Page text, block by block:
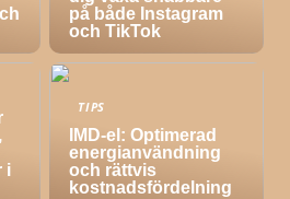
på både Instagram
och TikTok
i
TIPS
IMD-el: Optimerad
energianvändning
och rättvis
kostnadsfördelning